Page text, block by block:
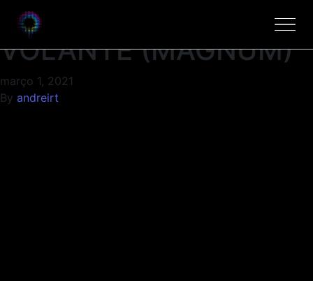
EXTENSOR DE
VOLANTE (MAGNUM)
março 1, 2021
By andreirt